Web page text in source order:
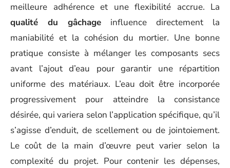
meilleure adhérence et une flexibilité accrue. La
qualité du gâchage influence directement la
maniabilité et la cohésion du mortier. Une bonne
pratique consiste à mélanger les composants secs
avant l’ajout d’eau pour garantir une répartition
uniforme des matériaux. L’eau doit être incorporée
progressivement pour atteindre la consistance
désirée, qui variera selon l’application spécifique, qu’il
s’agisse d’enduit, de scellement ou de jointoiement.
Le coût de la main d’œuvre peut varier selon la
complexité du projet. Pour contenir les dépenses,